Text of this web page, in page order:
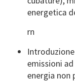
energetica
rn
emissioni
energia non